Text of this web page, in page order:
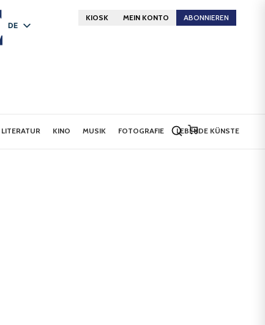
DE
KIOSK MEIN KONTO ABONNIEREN
LITERATUR KINO MUSIK FOTOGRAFIE LEBENDE KÜNSTE